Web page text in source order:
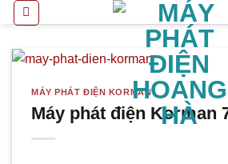
qua
nội
MÁY PHÁT ĐIỆN KORMAN
Máy phát điện Korman